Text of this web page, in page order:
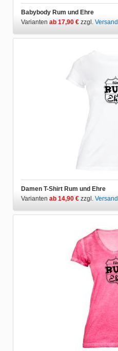
Babybody Rum und Ehre
Varianten ab 17,90 € zzgl. Versand
Damen T-Shirt Rum und Ehre
Varianten ab 14,90 € zzgl. Versand